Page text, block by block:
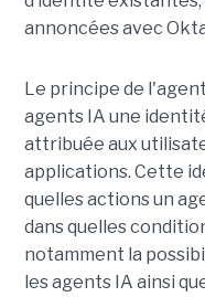
annoncées avec
Le principe de
agents IA une
attribuée aux
applications. Cette
quelles actions un
dans quelles
notamment la
les agents IA ainsi